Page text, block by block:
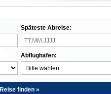
Späteste Abreise:
Abflughafen:
Reise finden »